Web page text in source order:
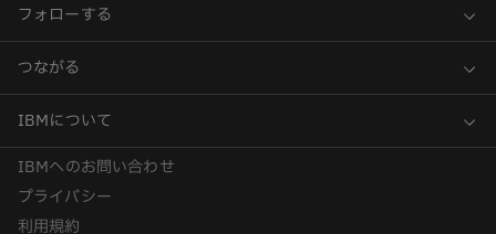
IBMへのお問い合わせ
プライバシー
利用規約